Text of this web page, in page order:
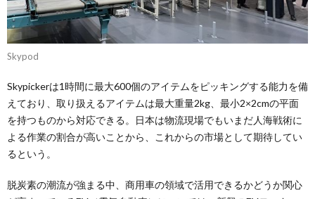
Skypod
Skypickerは1時間に最大600個のアイテムをピッキングする能力を備
えており、取り扱えるアイテムは最大重量2kg、最小2×2cmの平面
を持つものから対応できる。日本は物流現場でもいまだ人海戦術に
よる作業の割合が高いことから、これからの市場として期待してい
るという。
脱炭素の潮流が強まる中、商用車の領域で活用できるかどうか関心